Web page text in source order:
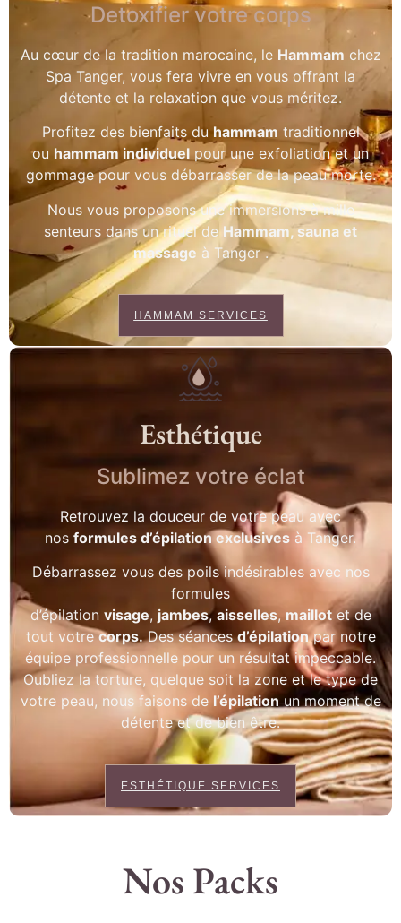
Detoxifier votre corps
Au cœur de la tradition marocaine, le Hammam chez
Spa Tanger, vous fera vivre en vous offrant la
détente et la relaxation que vous méritez.
Profitez des bienfaits duhammam traditionnel
ou hammam individuel pour une exfoliation et un
gommage pour vous débarrasser de la peau morte.
Nous vous proposons une immersions à mille
senteurs dans un rituel de Hammam, sauna et
massage à Tanger .
HAMMAM SERVICES
Esthétique
Sublimez votre éclat
Retrouvez la douceur de votre peau avec
nos formules d’épilation exclusives à Tanger.
Débarrassez vous des poils indésirables avec nos
formules
d’épilation visage, jambes,aisselles, maillotet de
tout votrecorps.Des séancesd’épilationpar notre
équipe professionnelle pour un résultat impeccable.
Oubliez la torture, quelque soit la zone et le type de
votre peau, nous faisons de l’épilation un moment de
détente et de bien être.
ESTHÉTIQUE SERVICES
Nos Packs